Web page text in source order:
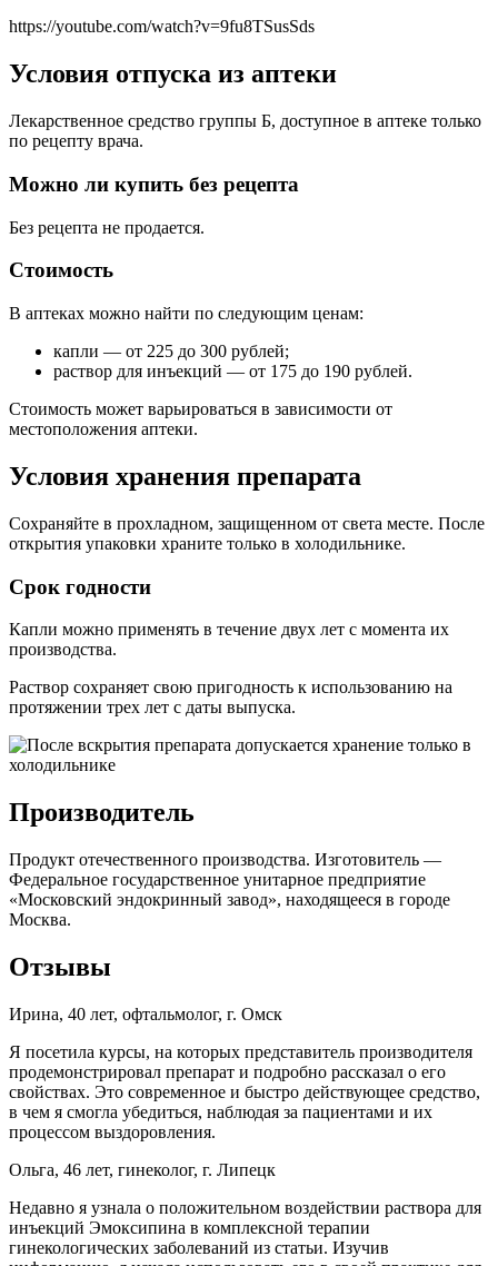
https://youtube.com/watch?v=9fu8TSusSds
Условия отпуска из аптеки
Лекарственное средство группы Б, доступное в аптеке только
по рецепту врача.
Можно ли купить без рецепта
Без рецепта не продается.
Стоимость
В аптеках можно найти по следующим ценам:
капли — от 225 до 300 рублей;
раствор для инъекций — от 175 до 190 рублей.
Стоимость может варьироваться в зависимости от
местоположения аптеки.
Условия хранения препарата
Сохраняйте в прохладном, защищенном от света месте. После
открытия упаковки храните только в холодильнике.
Срок годности
Капли можно применять в течение двух лет с момента их
производства.
Раствор сохраняет свою пригодность к использованию на
протяжении трех лет с даты выпуска.
Производитель
Продукт отечественного производства. Изготовитель —
Федеральное государственное унитарное предприятие
«Московский эндокринный завод», находящееся в городе
Москва.
Отзывы
Ирина, 40 лет, офтальмолог, г. Омск
Я посетила курсы, на которых представитель производителя
продемонстрировал препарат и подробно рассказал о его
свойствах. Это современное и быстро действующее средство,
в чем я смогла убедиться, наблюдая за пациентами и их
процессом выздоровления.
Ольга, 46 лет, гинеколог, г. Липецк
Недавно я узнала о положительном воздействии раствора для
инъекций Эмоксипина в комплексной терапии
гинекологических заболеваний из статьи. Изучив